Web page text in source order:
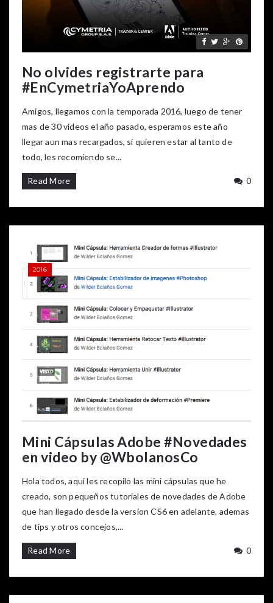
No olvides registrarte para
#EnCymetriaYoAprendo
Amigos, llegamos con la temporada 2016, luego de tener
mas de 30 videos el año pasado, esperamos este año
llegar aun mas recargados, si quieren estar al tanto de
todo, les recomiendo se...
Read More 0
Mini Cápsulas Adobe #Novedades
en video by @WbolanosCo
Hola todos, aqui les recopilo las mini cápsulas que he
creado, son pequeños tutoriales de novedades de Adobe
que han llegado desde la version CS6 en adelante, ademas
de tips y otros concejos,...
Read More 0
2016